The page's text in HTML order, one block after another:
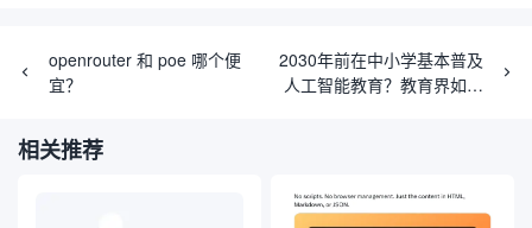
openrouter 和 poe 哪个便
宜？
2030年前在中小学基本普及
人工智能教育？教育界如何
相关推荐